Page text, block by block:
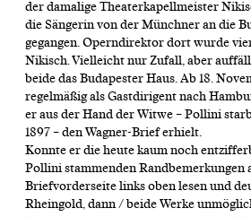
der damalige Theaterkapellmeister
die Sängerin von der Münchner an die
gegangen. Operndirektor dort wurde
Nikisch. Vielleicht nur Zufall, aber
beide das Budapester Haus. Ab 18.
regelmäßig als Gastdirigent nach
er aus der Hand der Witwe – Pollini
1897 – den Wagner-Brief erhielt.
Konnte er die heute kaum noch
Pollini stammenden Randbemerkungen
Briefvorderseite links oben lesen und
Rheingold, dann / beide Werke